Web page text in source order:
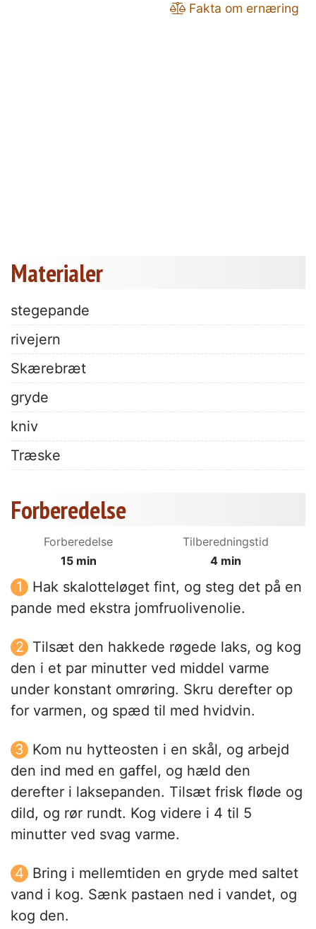
Fakta om ernæring
Materialer
stegepande
rivejern
Skærebræt
gryde
kniv
Træske
Forberedelse
Forberedelse
15 min
Tilberedningstid
4 min
Hak skalotteløget fint, og steg det på en
pande med ekstra jomfruolivenolie.
Tilsæt den hakkede røgede laks, og kog
den i et par minutter ved middel varme
under konstant omrøring. Skru derefter op
for varmen, og spæd til med hvidvin.
Kom nu hytteosten i en skål, og arbejd
den ind med en gaffel, og hæld den
derefter i laksepanden. Tilsæt frisk fløde og
dild, og rør rundt. Kog videre i 4 til 5
minutter ved svag varme.
Bring i mellemtiden en gryde med saltet
vand i kog. Sænk pastaen ned i vandet, og
kog den.